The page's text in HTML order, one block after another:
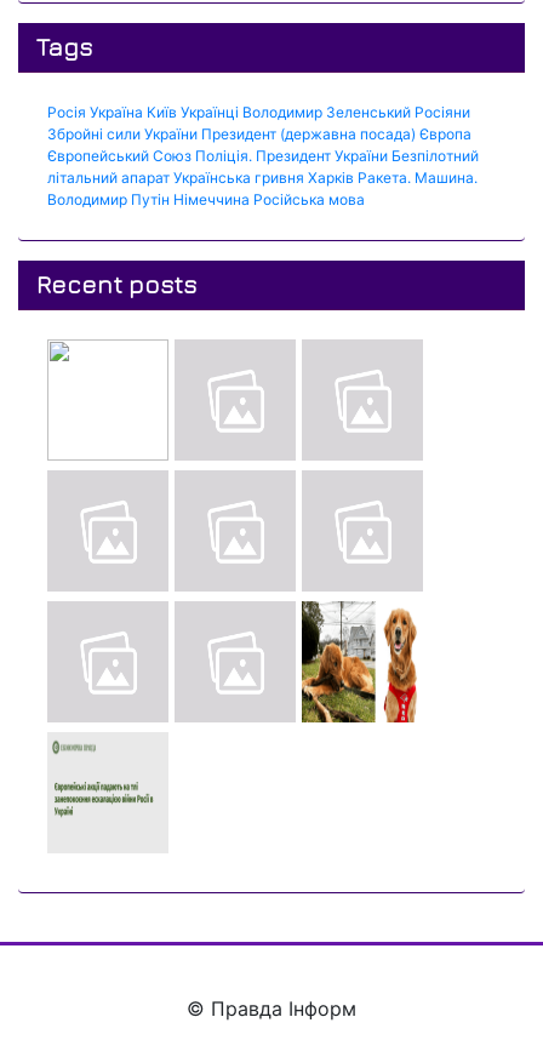
Tags
Росія Україна Київ Українці Володимир Зеленський Росіяни
Збройні сили України Президент (державна посада) Європа
Європейський Союз Поліція. Президент України Безпілотний
літальний апарат Українська гривня Харків Ракета. Машина.
Володимир Путін Німеччина Російська мова
Recent posts
© Правда Інформ